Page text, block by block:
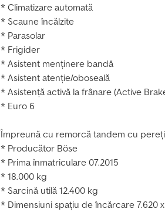
* Climatizare automată
* Scaune încălzite
* Parasolar
* Frigider
* Asistent menținere bandă
* Asistent atenție/oboseală
* Asistență activă la frânare (Active
* Euro 6
Împreună cu remorcă tandem cu pereți
* Producător Böse
* Prima înmatriculare 07.2015
* 18.000 kg
* Sarcină utilă 12.400 kg
* Dimensiuni spațiu de încărcare 7.620